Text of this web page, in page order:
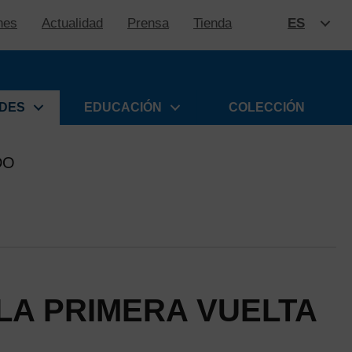
Actualidad Prensa Tienda ES
EDUCACIÓN COLECCIÓN
PRIMERA VUELTA